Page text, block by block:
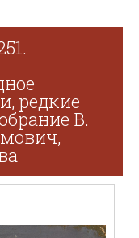
редкие
В.